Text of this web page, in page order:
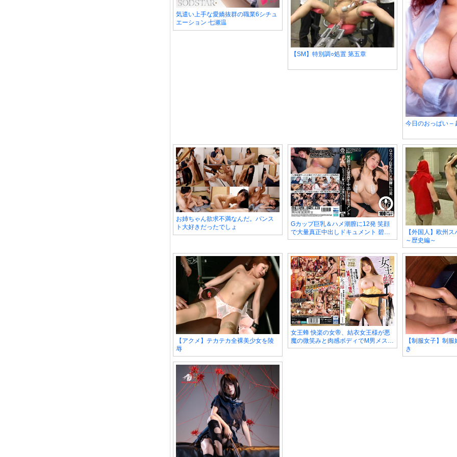
気遣い上手な愛嬌抜群の職業6シチュ
エーション 七瀬温
【SM】特別調○処置 第五章
今日のおっぱい –
お姉ちゃん欲求不満なんだ。パンス
ト大好きだったでしょ
Gカップ巨乳＆ハメ潮膣に12発 笑顔
で大量真正中出しドキュメント 碧那
美海
【外国人】欧州
～歴史編～
【アクメ】テカテカ全裸美少女を陵
辱
女王蜂 快楽の女帝、結衣女王様が悪
魔の微笑みと肉感ボディでM男メスイ
キ堕ち 波多野結衣
【制服女子】制
き